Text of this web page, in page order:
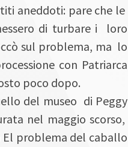
aneddoti: pare che le
di turbare i loro
sul problema, ma lo
con Patriarca
poco dopo.
del museo di Peggy
nel maggio scorso,
problema del caballo